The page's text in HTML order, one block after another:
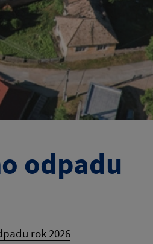
odpadu
rok 2026